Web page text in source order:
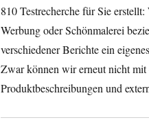
810 Testrecherche für Sie
Werbung oder Schönmalerei
verschiedener Berichte ein
Zwar können wir erneut nicht mit
Produktbeschreibungen und